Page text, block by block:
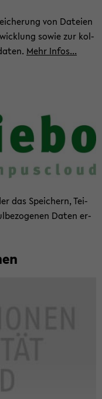
von Da­tei­en
sowie zur kol­
Mehr Infos...
das Spei­chern, Tei­
Daten er­